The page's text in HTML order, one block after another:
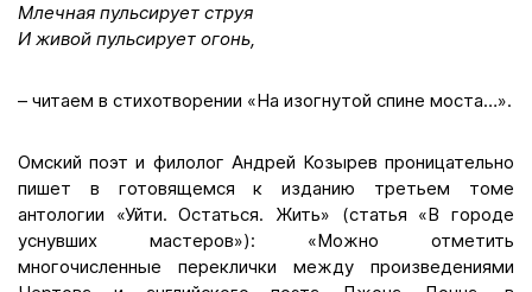
Млечная пульсирует струя
И живой пульсирует огонь,
– читаем в стихотворении «На изогнутой спине моста…».
Омский поэт и филолог Андрей Козырев проницательно
пишет в готовящемся к изданию третьем томе
антологии «Уйти. Остаться. Жить» (статья «В городе
уснувших мастеров»): «Можно отметить
многочисленные переклички между произведениями